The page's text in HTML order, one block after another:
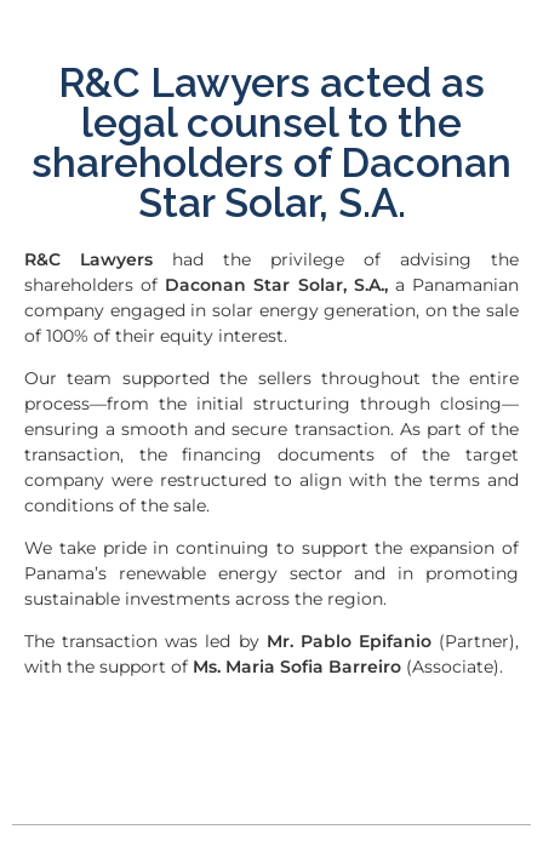
R&C Lawyers acted as
legal counsel to the
shareholders of Daconan
Star Solar, S.A.
R&C Lawyers had the privilege of advising the
shareholders of Daconan Star Solar, S.A.,a Panamanian
company engaged in solar energy generation, on the sale
of 100% of their equity interest.
Our team supported the sellers throughout the entire
process—from the initial structuring through closing—
ensuring a smooth and secure transaction. As part of the
transaction, the financing documents of the target
company were restructured to align with the terms and
conditions of the sale.
We take pride in continuing to support the expansion of
Panama’s renewable energy sector and in promoting
sustainable investments across the region.
The transaction was led by Mr. Pablo Epifanio(Partner),
with the support of Ms. Maria Sofia Barreiro (Associate).